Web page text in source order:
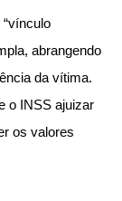
abrangendo
da vítima.
o INSS ajuizar
os valores